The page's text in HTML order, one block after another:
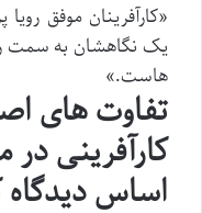
«کارآفرینان موفق رویا
یک نگاهشان به سمت
هاست.»
تفاوت های
کارآفرینی در
اساس